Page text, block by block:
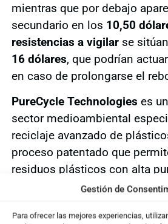
Gestión de
Para ofrecer las mejores experiencias,
mientras que por debajo
secundario en los 10,50
resistencias a vigilarse
16 dólares, que podrían
en caso de prolongarse el
PureCycle Technologies es
sector medioambiental
reciclaje avanzado de
proceso patentado que
residuos plásticos con alta
solución innovadora con